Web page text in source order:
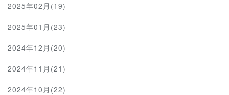
2025年02月(19)
2025年01月(23)
2024年12月(20)
2024年11月(21)
2024年10月(22)